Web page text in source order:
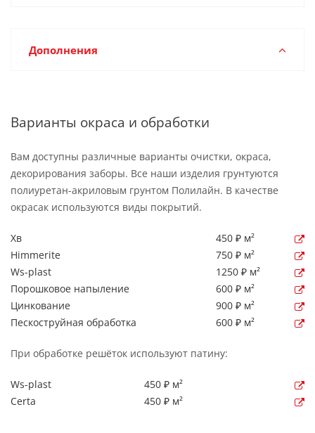
Дополнения
Варианты окраса и обработки
Вам доступны различные варианты очистки, окраса,
декорирования заборы. Все наши изделия грунтуются
полиуретан-акриловым грунтом Полилайн. В качестве
окрасак используются виды покрытий.
Хв
450 ₽ м²
Himmerite
750 ₽ м²
Ws-plast
1250 ₽ м²
Порошковое напыление
600 ₽ м²
Цинкование
900 ₽ м²
Пескоструйная обработка
600 ₽ м²
При обработке решёток используют патину:
Ws-plast
450 ₽ м²
Certa
450 ₽ м²